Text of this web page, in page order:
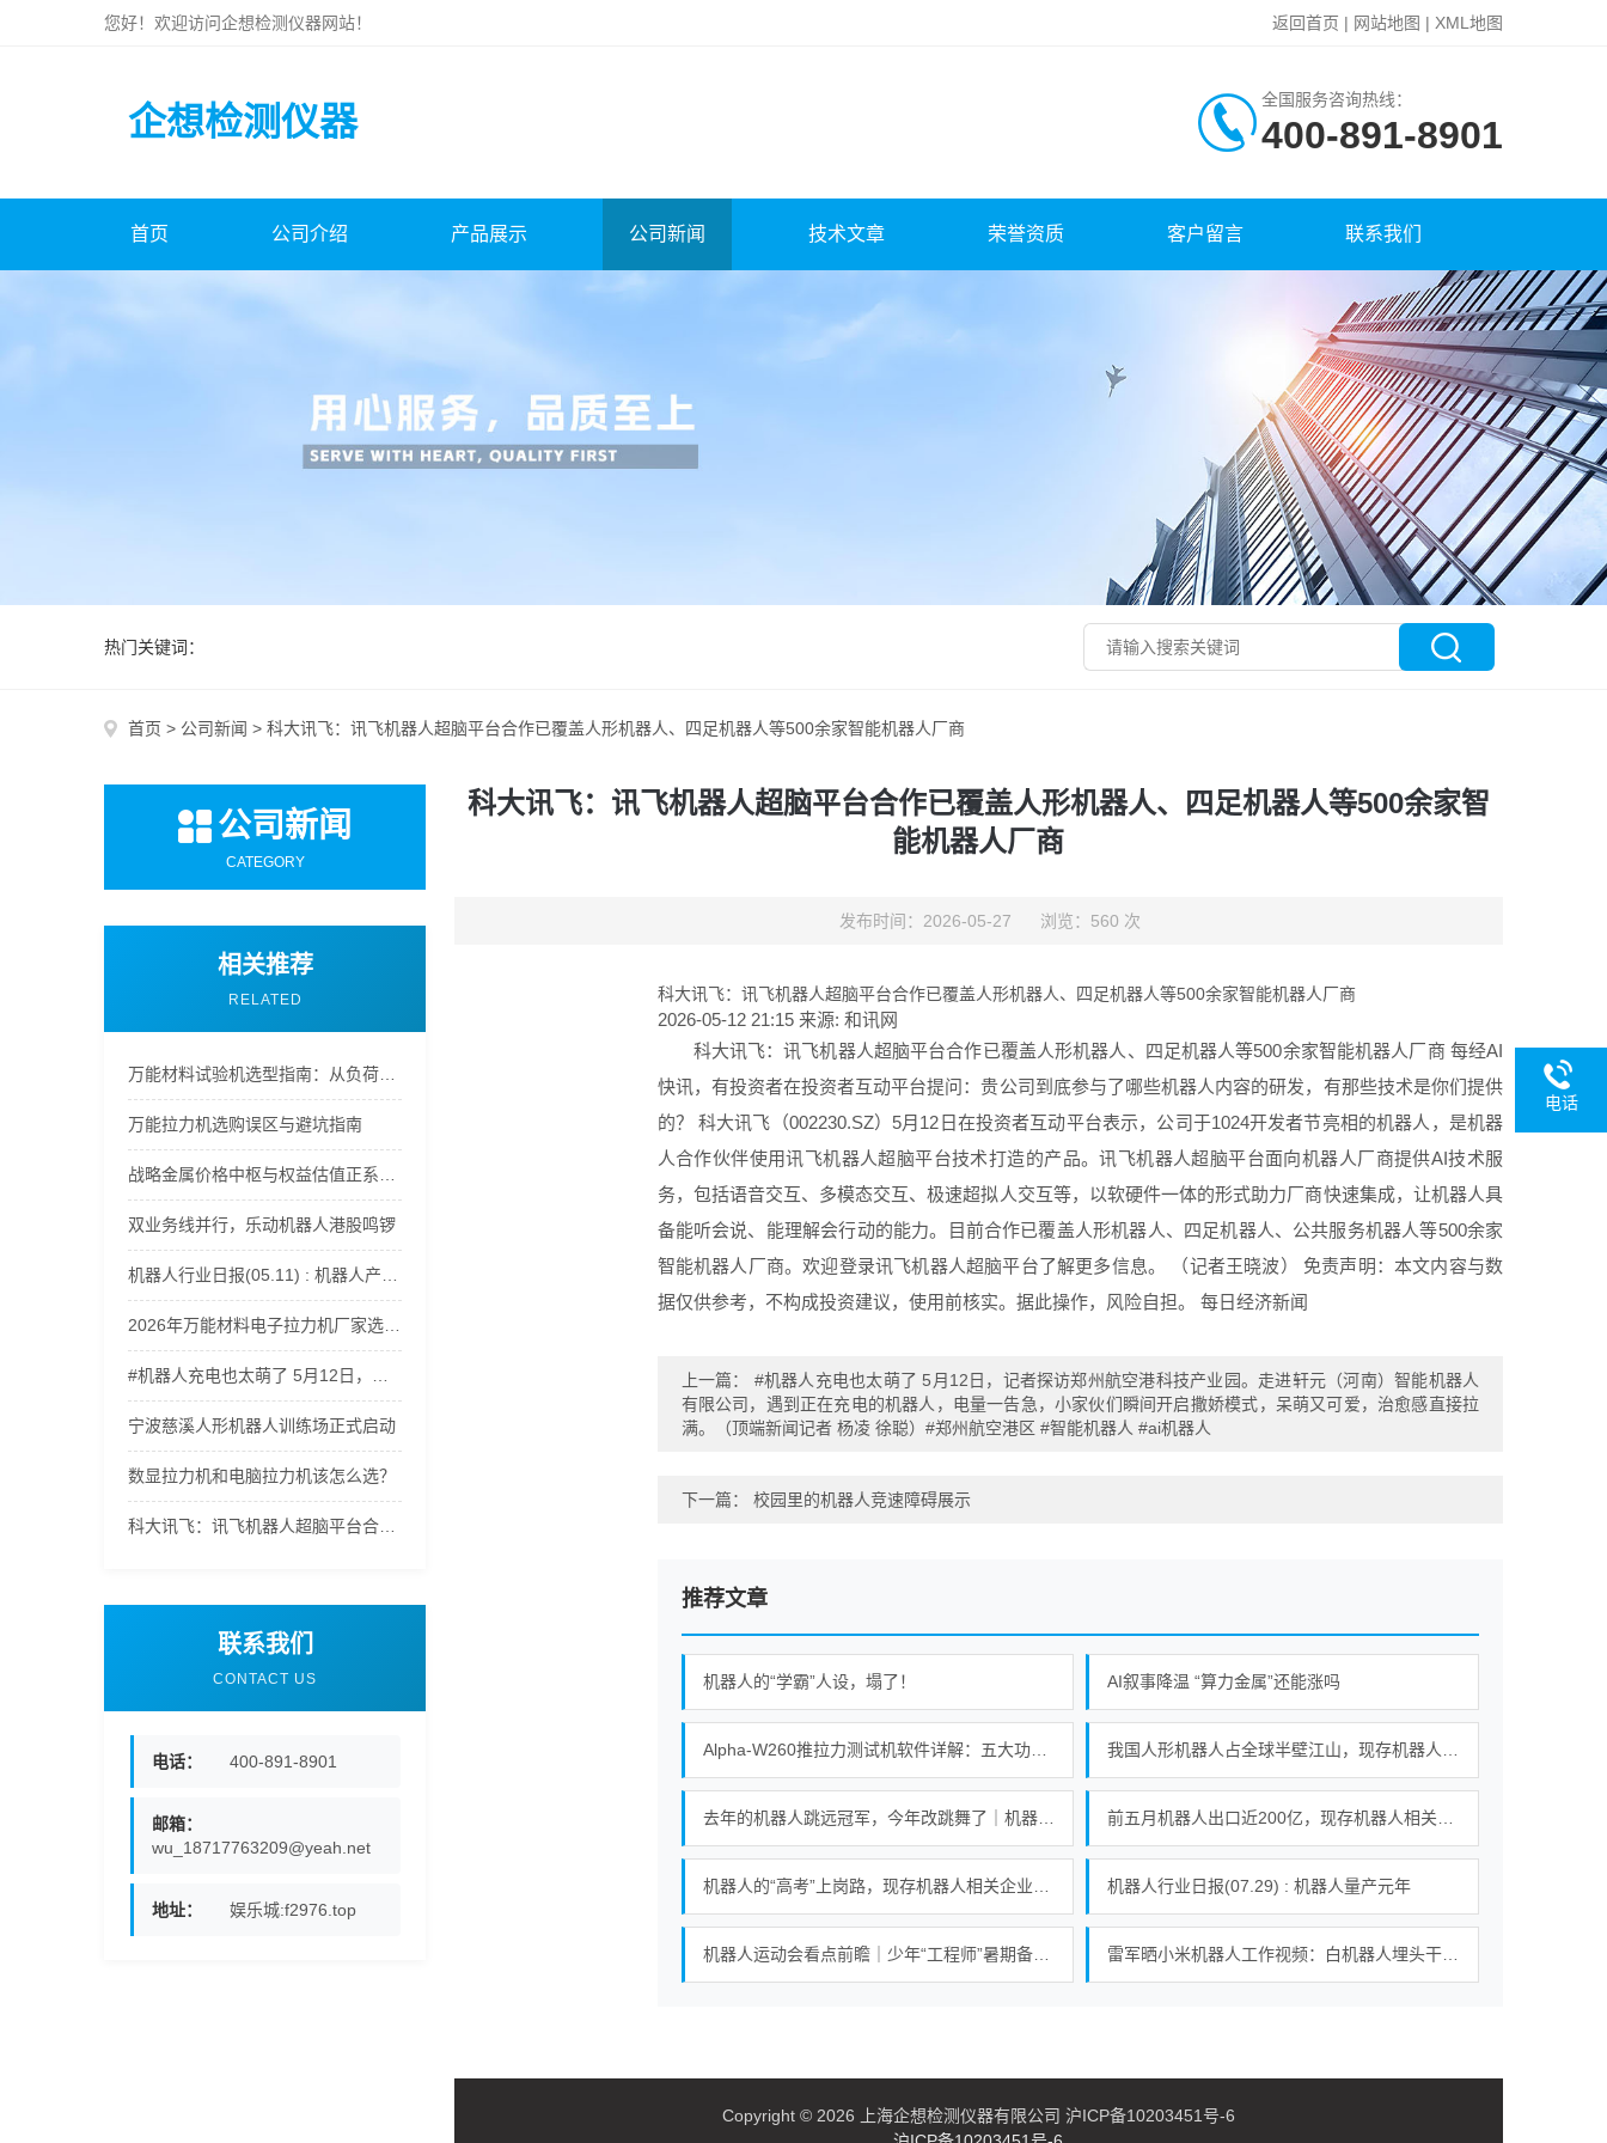
您好！欢迎访问企想检测仪器网站！ 返回首页 | 网站地图 | XML地图
企想检测仪器
全国服务咨询热线：
400-891-8901
首页 公司介绍 产品展示 公司新闻 技术文章 荣誉资质 客户留言 联系我们
热门关键词：
首页 > 公司新闻 > 科大讯飞：讯飞机器人超脑平台合作已覆盖人形机器人、四足机器人等500余家智能机器人厂商
公司新闻
CATEGORY
相关推荐
RELATED
万能拉力机选购误区与避坑指南
双业务线并行，乐动机器人港股鸣锣
宁波慈溪人形机器人训练场正式启动
数显拉力机和电脑拉力机该怎么选？
联系我们
CONTACT US
电话： 400-891-8901
邮箱：
wu_18717763209@yeah.net
地址： 娱乐城:f2976.top
科大讯飞：讯飞机器人超脑平台合作已覆盖人形机器人、四足机器人等500余家智
能机器人厂商
发布时间：2026-05-27 浏览：560 次
科大讯飞：讯飞机器人超脑平台合作已覆盖人形机器人、四足机器人等500余家智能机器人厂商
2026-05-12 21:15 来源: 和讯网
科大讯飞：讯飞机器人超脑平台合作已覆盖人形机器人、四足机器人等500余家智能机器人厂商 每经AI
快讯，有投资者在投资者互动平台提问：贵公司到底参与了哪些机器人内容的研发，有那些技术是你们提供
的？ 科大讯飞（002230.SZ）5月12日在投资者互动平台表示，公司于1024开发者节亮相的机器人，是机器
人合作伙伴使用讯飞机器人超脑平台技术打造的产品。讯飞机器人超脑平台面向机器人厂商提供AI技术服
务，包括语音交互、多模态交互、极速超拟人交互等，以软硬件一体的形式助力厂商快速集成，让机器人具
备能听会说、能理解会行动的能力。目前合作已覆盖人形机器人、四足机器人、公共服务机器人等500余家
智能机器人厂商。欢迎登录讯飞机器人超脑平台了解更多信息。 （记者王晓波） 免责声明：本文内容与数
据仅供参考，不构成投资建议，使用前核实。据此操作，风险自担。 每日经济新闻
上一篇： #机器人充电也太萌了 5月12日，记者探访郑州航空港科技产业园。走进轩元（河南）智能机器人
有限公司，遇到正在充电的机器人，电量一告急，小家伙们瞬间开启撒娇模式，呆萌又可爱，治愈感直接拉
满。（顶端新闻记者 杨凌 徐聪）#郑州航空港区 #智能机器人 #ai机器人
下一篇： 校园里的机器人竞速障碍展示
推荐文章
机器人的“学霸”人设，塌了！ AI叙事降温 “算力金属”还能涨吗
Alpha-W260推拉力测试机软件详解：五大功能满足精密测试需求
去年的机器人跳远冠军，今年改跳舞了｜机器人发展看北京
机器人行业日报(07.29) : 机器人量产元年
机器人运动会看点前瞻｜少年“工程师”暑期备战机器人足球赛
Copyright © 2026 上海企想检测仪器有限公司 沪ICP备10203451号-6
电话